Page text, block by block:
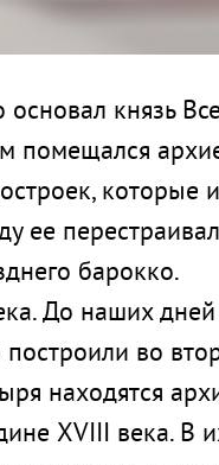
князь
помещался
которые
ее
барокко.
До наших
во
находятся
XVIII века. В